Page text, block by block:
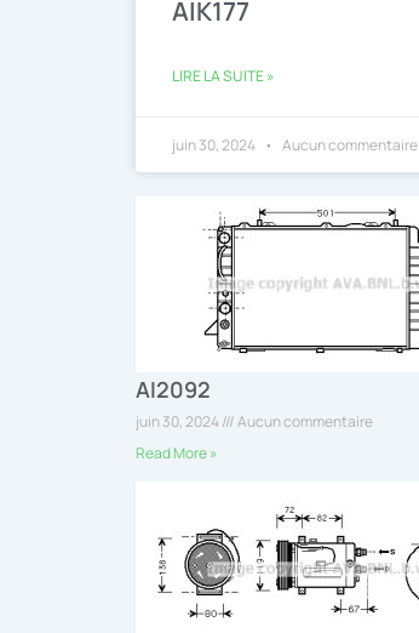
AIK177
LIRE LA SUITE »
juin 30, 2024 Aucun commentaire
AI2092
juin 30, 2024
Aucun commentaire
Read More »